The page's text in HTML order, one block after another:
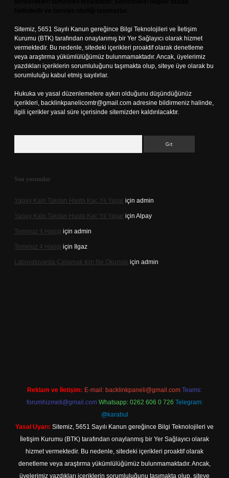
Sitemiz, 5651 Sayılı Kanun gereğince Bilgi Teknolojileri ve İletişim
Kurumu (BTK) tarafından onaylanmış bir Yer Sağlayıcı olarak hizmet
vermektedir. Bu nedenle, sitedeki içerikleri proaktif olarak denetleme
veya araştırma yükümlülüğümüz bulunmamaktadır. Ancak, üyelerimiz
yazdıkları içeriklerin sorumluluğunu taşımakta olup, siteye üye olarak bu
sorumluluğu kabul etmiş sayılırlar.
Hukuka ve yasal düzenlemelere aykırı olduğunu düşündüğünüz
içerikleri, backlinkpanelicomtr@gmail.com adresine bildirmeniz halinde,
ilgili içerikler yasal süre içerisinde sitemizden kaldırılacaktır.
Son yorumlar
Yapay Kalp Takılan Hasta Kaç Yıl Yaşar için admin
Yapay Kalp Takılan Hasta Kaç Yıl Yaşar için Alpay
Temmuz 4 Hangi için admin
Temmuz 4 Hangi için Ilgaz
Laboratuvarda Çalışmak Için Ne Okumalı için admin
Reklam ve İletişim: E-mail: backlinkpaneli@gmail.com Teams:
forumhizmeti@gmail.com Whatsapp: 0262 606 0 726 Telegram:
@karabul
Yasal Uyarı: Sitemiz, 5651 Sayılı Kanun gereğince Bilgi Teknolojileri ve
İletişim Kurumu (BTK) tarafından onaylanmış bir Yer Sağlayıcı olarak
hizmet vermektedir. Bu nedenle, sitedeki içerikleri proaktif olarak
denetleme veya araştırma yükümlülüğümüz bulunmamaktadır. Ancak,
üyelerimiz yazdıkları içeriklerin sorumluluğunu taşımakta olup, siteye